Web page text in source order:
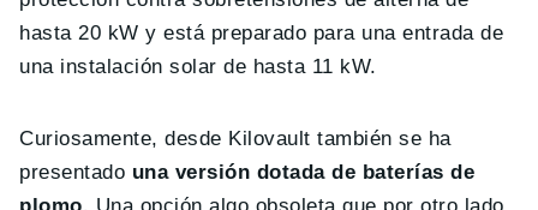
hasta 20 kW y está preparado para una entrada de
una instalación solar de hasta 11 kW.
Curiosamente, desde Kilovault también se ha
presentado una versión dotada de baterías de
plomo. Una opción algo obsoleta que por otro lado